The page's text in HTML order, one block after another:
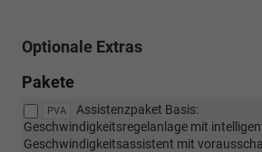
Optionale Extras
Pakete
PVA
Assistenzpaket Basis:
Geschwindigkeitsregelanlage mit
Geschwindigkeitsassistent mit